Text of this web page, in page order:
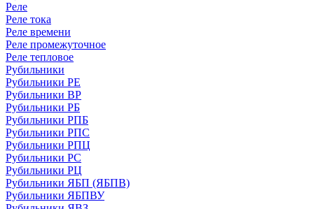
Реле
Реле тока
Реле времени
Реле промежуточное
Реле тепловое
Рубильники
Рубильники РЕ
Рубильники ВР
Рубильники РБ
Рубильники РПБ
Рубильники РПС
Рубильники РПЦ
Рубильники РС
Рубильники РЦ
Рубильники ЯБП (ЯБПВ)
Рубильники ЯБПВУ